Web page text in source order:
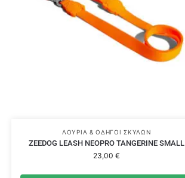
ΛΟΥΡΙΆ & ΟΔΗΓΟΊ ΣΚΎΛΩΝ
ZEEDOG LEASH NEOPRO TANGERINE SMALL
23,00€